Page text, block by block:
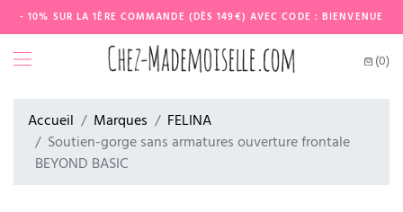
- 10% SUR LA 1ÈRE COMMANDE (DÈS 149€) AVEC CODE : BIENVENUE
(0)
Accueil Marques
FELINA
Soutien-gorge sans armatures ouverture frontale
BEYOND BASIC